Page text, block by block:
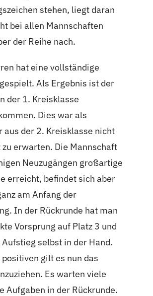
stehen, liegt daran
bei allen Mannschaften
der Reihe nach.
hat eine vollständige
Als Ergebnis ist der
der 1. Kreisklasse
Dies war als
aus der 2. Kreisklasse nicht
erwarten. Die Mannschaft
Neuzugängen großartige
erreicht, befindet sich aber
am Anfang der
In der Rückrunde hat man
Vorsprung auf Platz 3 und
selbst in der Hand.
gilt es nun das
Es warten viele
Aufgaben in der Rückrunde.